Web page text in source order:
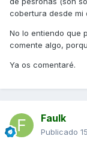
cobertura desde mi
No lo entiendo que
comente algo,
Ya os comentaré.
Faulk
Publicado